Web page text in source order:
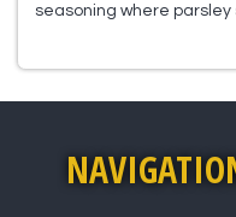
seasoning where parsley